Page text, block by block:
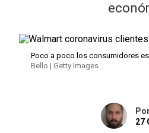
Poco a poco los consumidores
Bello | Getty Images
Por
27